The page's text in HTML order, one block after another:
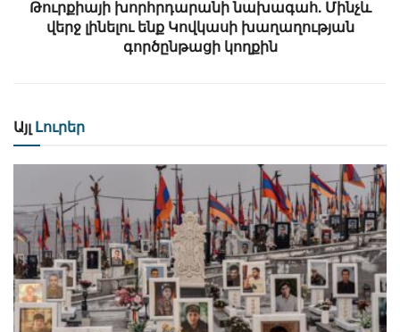
Թուրքիայի խորհրդարանի նախագահ. Մինչև
վերջ լինելու ենք Կովկասի խաղաղության
գործընթացի կողքին
Այլ Լուրեր